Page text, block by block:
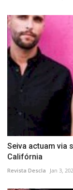
Seiva actuam via
Califórnia
Revista Descla Jan 3,